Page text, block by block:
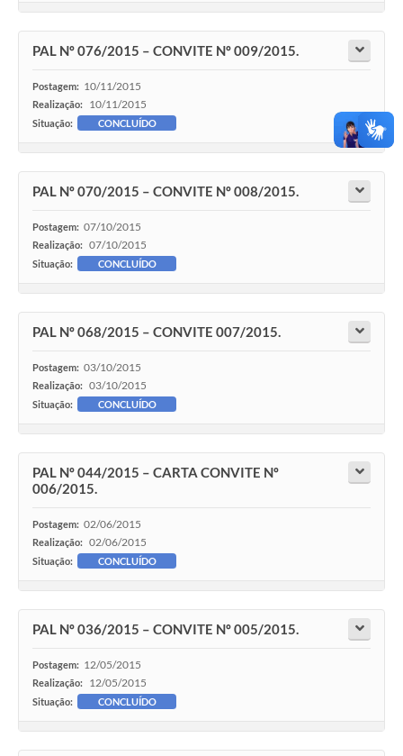
PAL Nº 076/2015 – CONVITE Nº 009/2015.
Postagem: 10/11/2015
Realização: 10/11/2015
Situação: CONCLUÍDO
PAL Nº 070/2015 – CONVITE Nº 008/2015.
Postagem: 07/10/2015
Realização: 07/10/2015
Situação: CONCLUÍDO
PAL Nº 068/2015 – CONVITE 007/2015.
Postagem: 03/10/2015
Realização: 03/10/2015
Situação: CONCLUÍDO
PAL Nº 044/2015 – CARTA CONVITE Nº
006/2015.
Postagem: 02/06/2015
Realização: 02/06/2015
Situação: CONCLUÍDO
PAL Nº 036/2015 – CONVITE Nº 005/2015.
Postagem: 12/05/2015
Realização: 12/05/2015
Situação: CONCLUÍDO